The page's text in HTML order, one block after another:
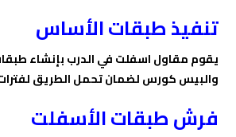
تنفيذ طبقات الأساس
يقوم مقاول اسفلت في الدرب بإنشاء
والبيس كورس لضمان تحمل الطريق
فرش طبقات الأسفلت